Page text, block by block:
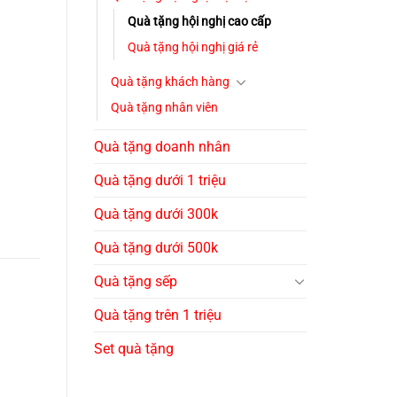
Quà tặng hội nghị cao cấp
Quà tặng hội nghị giá rẻ
Quà tặng khách hàng
Quà tặng nhân viên
Quà tặng doanh nhân
Quà tặng dưới 1 triệu
Quà tặng dưới 300k
Quà tặng dưới 500k
Quà tặng sếp
Quà tặng trên 1 triệu
Set quà tặng